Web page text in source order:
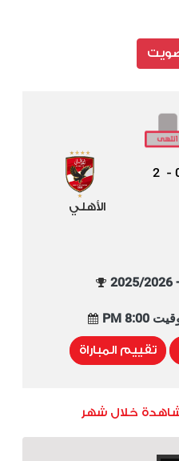
-
2
الأهلي
تقييم المباراة
خلال شهر